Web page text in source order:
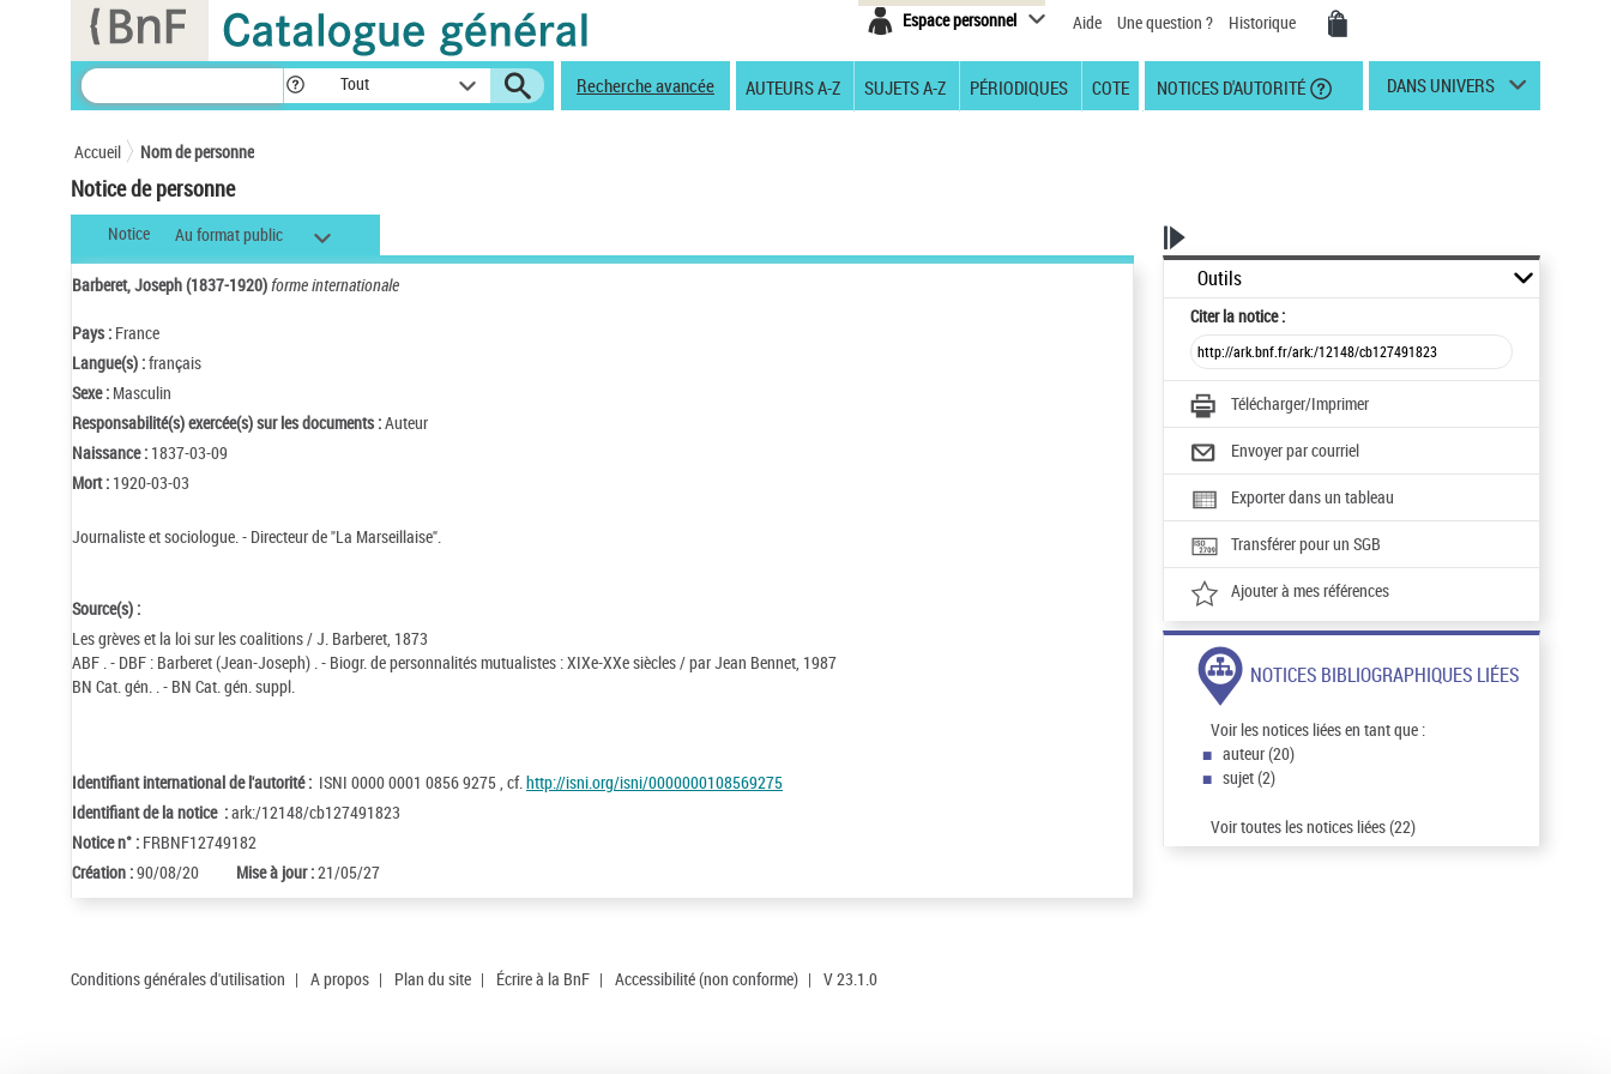
Espace personnel Aide Une question ? Historique
Tout Recherche avancée AUTEURS A-Z SUJETS A-Z PÉRIODIQUES COTE NOTICES D'AUTORITÉ DANS UNIVERS
Accueil Nom de personne
Notice de personne
Notice Au format public
Barberet, Joseph (1837-1920)forme internationale
Pays : France
Langue(s) :français
Sexe : Masculin
Responsabilité(s) exercée(s) sur les documents :Auteur
Naissance : 1837-03-09
Mort : 1920-03-03
Journaliste et sociologue. - Directeur de "La Marseillaise".
Source(s) :
Les grèves et la loi sur les coalitions / J. Barberet, 1873
ABF . - DBF : Barberet (Jean-Joseph) . - Biogr. de personnalités mutualistes : XIXe-XXe siècles / par Jean Bennet, 1987
BN Cat. gén. . - BN Cat. gén. suppl.
Identifiant international de l'autorité : ISNI 0000 0001 0856 9275 , cf.http://isni.org/isni/0000000108569275
Identifiant de la notice :ark:/12148/cb127491823
Notice n° : FRBNF12749182
Création :90/08/20 Mise à jour :21/05/27
Outils
Citerla notice :
Télécharger/Imprimer
Envoyer par courriel
Exporter dans un tableau
Transférer pour un SGB
Ajouter à mes références
NOTICES BIBLIOGRAPHIQUES LIÉES
Voir les notices liées en tant que :
auteur (20)
sujet (2)
Voir toutes les notices liées (22)
Conditions générales d'utilisation | A propos | Plan du site | Écrire à la BnF | Accessibilité (non conforme) | V 23.1.0
Panneau de gestion des cookies